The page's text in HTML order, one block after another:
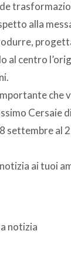
alla
al centro
che
Cersaie
settembre al
ai tuoi
notizia